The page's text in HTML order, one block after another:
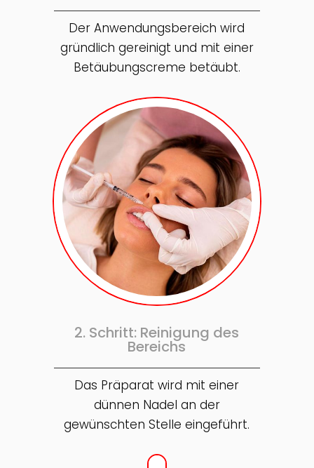
Der Anwendungsbereich wird
gründlich gereinigt und mit einer
Betäubungscreme betäubt.
2. Schritt: Reinigung des
Bereichs
Das Präparat wird mit einer
dünnen Nadel an der
gewünschten Stelle eingeführt.